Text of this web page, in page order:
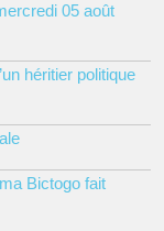
05 août
héritier politique
Bictogo fait